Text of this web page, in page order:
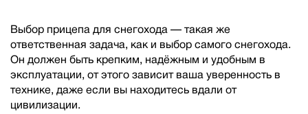
Выбор прицепа для снегохода — такая же
ответственная задача, как и выбор самого снегохода.
Он должен быть крепким, надёжным и удобным в
эксплуатации, от этого зависит ваша уверенность в
технике, даже если вы находитесь вдали от
цивилизации.